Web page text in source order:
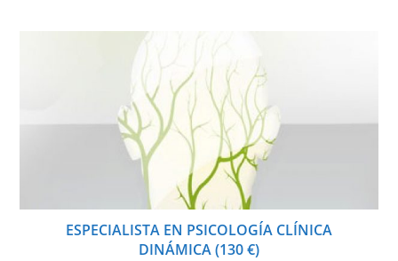
ESPECIALISTA EN PSICOLOGÍA CLÍNICA
DINÁMICA (130 €)